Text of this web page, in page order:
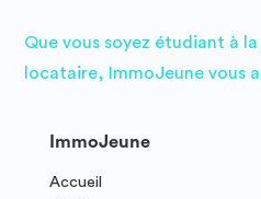
Que vous soyez étudiant à
locataire, ImmoJeune vous
ImmoJeune
Accueil